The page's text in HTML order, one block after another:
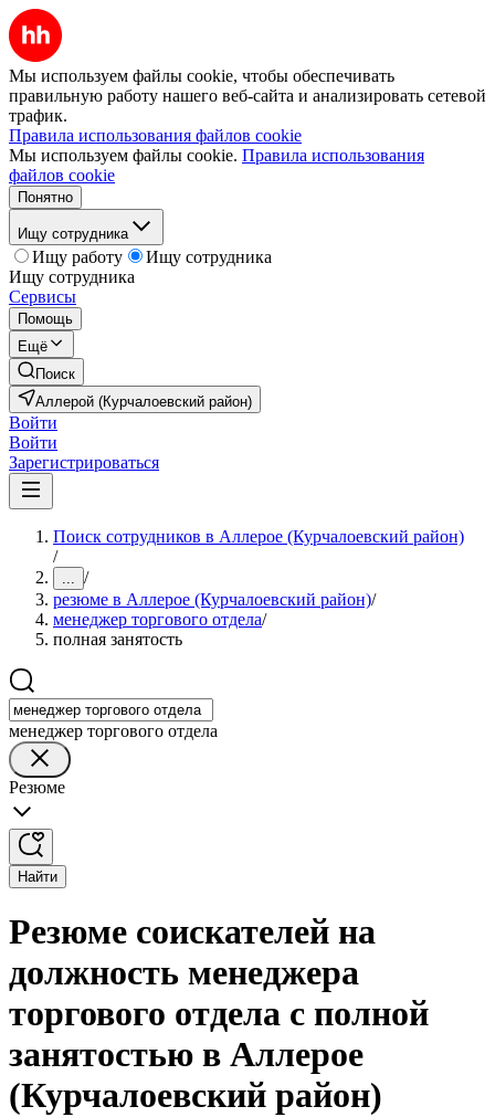
Мы используем файлы cookie, чтобы обеспечивать
правильную работу нашего веб-сайта и анализировать сетевой
трафик.
Правила использования файлов cookie
Мы используем файлы cookie. Правила использования
файлов cookie
Понятно
Ищу сотрудника
Ищу работу
Ищу сотрудника
Ищу сотрудника
Сервисы
Помощь
Ещё
Поиск
Аллерой (Курчалоевский район)
Войти
Войти
Зарегистрироваться
Поиск сотрудников в Аллерое (Курчалоевский район)
/
... /
резюме в Аллерое (Курчалоевский район)/
менеджер торгового отдела/
полная занятость
менеджер торгового отдела
Резюме
Найти
Резюме соискателей на
должность менеджера
торгового отдела с полной
занятостью в Аллерое
(Курчалоевский район)